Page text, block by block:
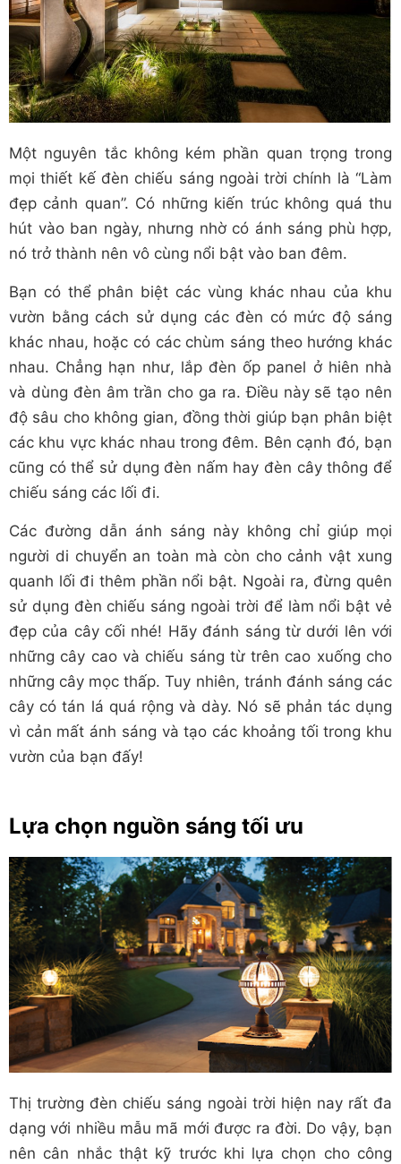
Một nguyên tắc không kém phần quan trọng trong
mọi thiết kế đèn chiếu sáng ngoài trời chính là “Làm
đẹp cảnh quan”. Có những kiến trúc không quá thu
hút vào ban ngày, nhưng nhờ có ánh sáng phù hợp,
nó trở thành nên vô cùng nổi bật vào ban đêm.
Bạn có thể phân biệt các vùng khác nhau của khu
vườn bằng cách sử dụng các đèn có mức độ sáng
khác nhau, hoặc có các chùm sáng theo hướng khác
nhau. Chẳng hạn như, lắp đèn ốp panel ở hiên nhà
và dùng đèn âm trần cho ga ra. Điều này sẽ tạo nên
độ sâu cho không gian, đồng thời giúp bạn phân biệt
các khu vực khác nhau trong đêm. Bên cạnh đó, bạn
cũng có thể sử dụng đèn nấm hay đèn cây thông để
chiếu sáng các lối đi.
Các đường dẫn ánh sáng này không chỉ giúp mọi
người di chuyển an toàn mà còn cho cảnh vật xung
quanh lối đi thêm phần nổi bật. Ngoài ra, đừng quên
sử dụng đèn chiếu sáng ngoài trời để làm nổi bật vẻ
đẹp của cây cối nhé! Hãy đánh sáng từ dưới lên với
những cây cao và chiếu sáng từ trên cao xuống cho
những cây mọc thấp. Tuy nhiên, tránh đánh sáng các
cây có tán lá quá rộng và dày. Nó sẽ phản tác dụng
vì cản mất ánh sáng và tạo các khoảng tối trong khu
vườn của bạn đấy!
Lựa chọn nguồn sáng tối ưu
Thị trường đèn chiếu sáng ngoài trời hiện nay rất đa
dạng với nhiều mẫu mã mới được ra đời. Do vậy, bạn
nên cân nhắc thật kỹ trước khi lựa chọn cho công